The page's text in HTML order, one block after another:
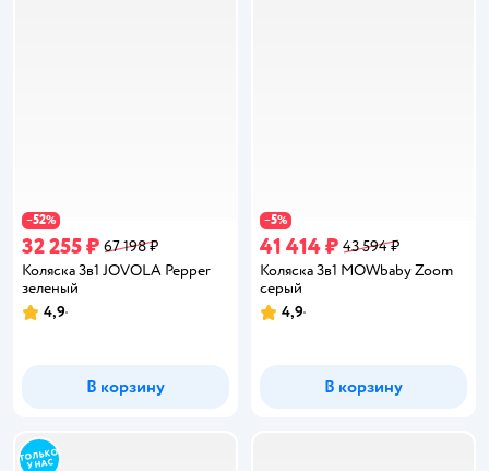
−52%
32 255 ₽ 67 198 ₽
Коляска 3в1 JOVOLA Pepper
зеленый
Рейтинг:
4,9
В корзину
−5%
41 414 ₽ 43 594 ₽
Коляска 3в1 MOWbaby Zoom
серый
Рейтинг:
4,9
В корзину